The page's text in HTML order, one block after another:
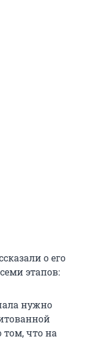
о его
этапов:
нужно
том, что на